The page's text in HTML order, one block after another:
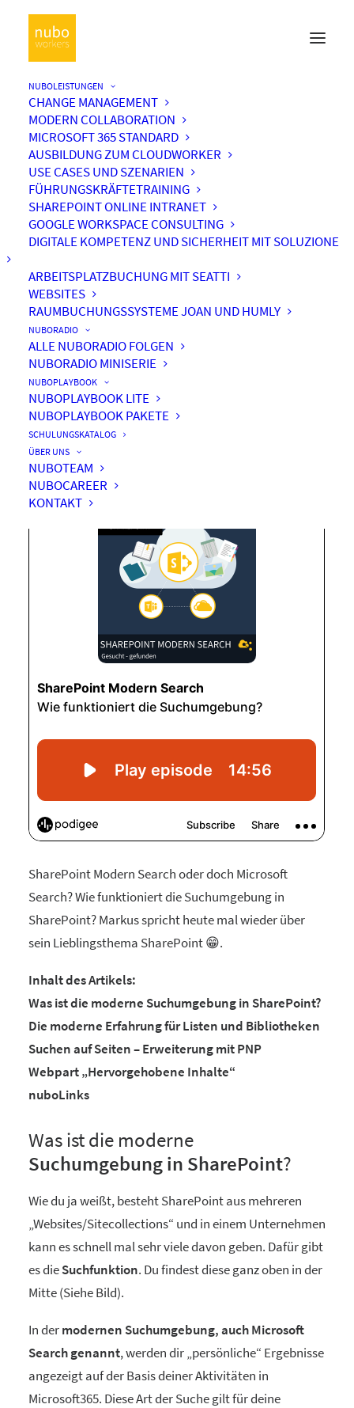
NUBOLEISTUNGEN
CHANGE MANAGEMENT
MODERN COLLABORATION
MICROSOFT 365 STANDARD
AUSBILDUNG ZUM CLOUDWORKER
USE CASES UND SZENARIEN
FÜHRUNGSKRÄFTETRAINING
SHAREPOINT ONLINE INTRANET
GOOGLE WORKSPACE CONSULTING
DIGITALE KOMPETENZ UND SICHERHEIT MIT SOLUZIONE
ARBEITSPLATZBUCHUNG MIT SEATTI
WEBSITES
RAUMBUCHUNGSSYSTEME JOAN UND HUMLY
NUBORADIO
ALLE NUBORADIO FOLGEN
NUBORADIO MINISERIE
NUBOPLAYBOOK
NUBOPLAYBOOK LITE
NUBOPLAYBOOK PAKETE
SCHULUNGSKATALOG
ÜBER UNS
NUBOTEAM
NUBOCAREER
KONTAKT
SharePoint Modern Search
SharePoint Modern Search oder doch Microsoft
Search? Wie funktioniert die Suchumgebung in
SharePoint? Markus spricht heute mal wieder über
sein Lieblingsthema SharePoint 😁.
Inhalt des Artikels:
Was ist die moderne Suchumgebung in SharePoint?
Die moderne Erfahrung für Listen und Bibliotheken
Suchen auf Seiten – Erweiterung mit PNP
Webpart „Hervorgehobene Inhalte“
nuboLinks
Was ist die moderne
Suchumgebung in SharePoint?
Wie du ja weißt, besteht SharePoint aus mehreren
„Websites/Sitecollections“ und in einem Unternehmen
kann es schnell mal sehr viele davon geben. Dafür gibt
es dieSuchfunktion. Du findest diese ganz oben in der
Mitte (Siehe Bild).
In dermodernen Suchumgebung, auch Microsoft
Search genannt, werden dir „persönliche“ Ergebnisse
angezeigt auf der Basis deiner Aktivitäten in
Microsoft365. Diese Art der Suche gilt für deine